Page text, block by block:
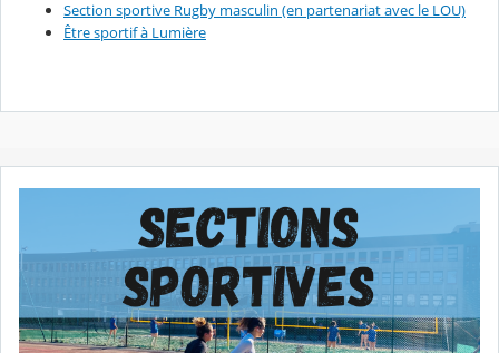
Section sportive Rugby masculin (en partenariat avec le LOU)
Être sportif à Lumière